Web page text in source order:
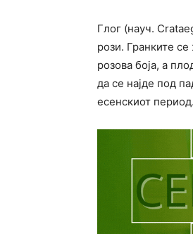
Глог (науч.
рози. Гранките
розова боја, а
да се најде под
есенскиот период.